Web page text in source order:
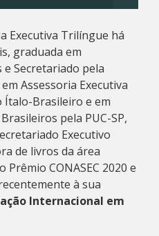
Executiva Trilíngue há
graduada em
Secretariado pela
Assessoria Executiva
Brasileiro e em
pela PUC-SP,
Executivo
de livros da área
CONASEC 2020 e
à sua
Internacional em